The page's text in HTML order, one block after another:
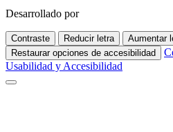
Desarrollado por
Contraste Reducir letra
Aumentar
Restaurar opciones de accesibilidad
Usabilidad y Accesibilidad